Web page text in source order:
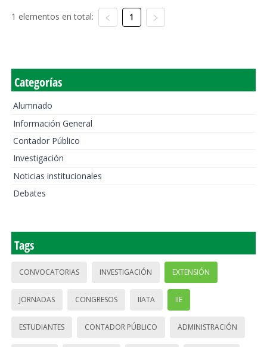
1 elementos en total: 1
Categorías
Alumnado
Información General
Contador Público
Investigación
Noticias institucionales
Debates
Tags
CONVOCATORIAS INVESTIGACIÓN EXTENSIÓN
JORNADAS CONGRESOS IIATA IIE
ESTUDIANTES CONTADOR PÚBLICO ADMINISTRACIÓN